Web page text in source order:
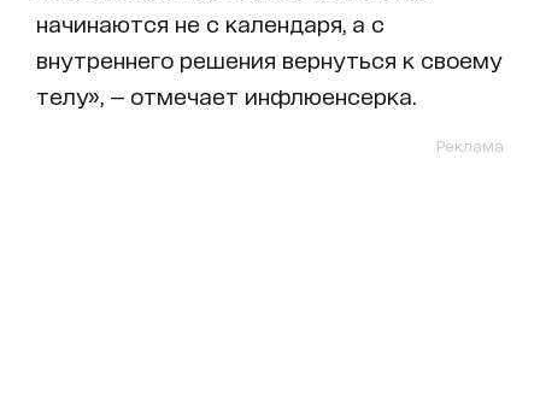
начинаются не с календаря, а с
внутреннего решения вернуться к своему
телу», — отмечает инфлюенсерка.
Реклама